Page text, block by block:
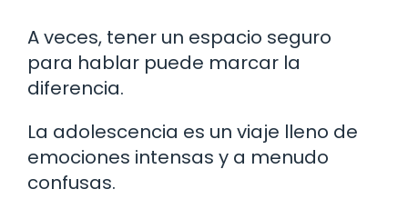
A veces, tener un espacio seguro
para hablar puede marcar la
diferencia.
La adolescencia es un viaje lleno de
emociones intensas y a menudo
confusas.